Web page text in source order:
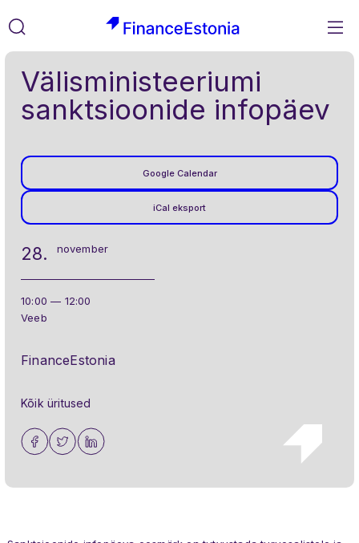
Liigu
sisusse
28. november
10:00 — 12:00
Veeb
FinanceEstonia
Välisministeeriumi
sanktsioonide infopäev
Google Calendar
iCal eksport
Kõik üritused